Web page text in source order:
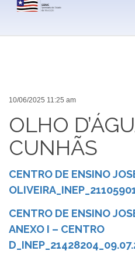
10/06/2025 11:25 am
OLHO
CUNHÃS
CENTRO DE ENSINO
CENTRO DE ENSINO
ANEXO I – CENTRO